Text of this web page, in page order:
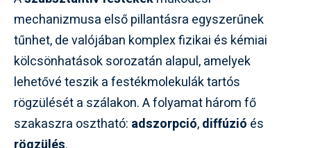
mechanizmusa első pillantásra egyszerűnek
tűnhet, de valójában komplex fizikai és kémiai
kölcsönhatások sorozatán alapul, amelyek
lehetővé teszik a festékmolekulák tartós
rögzülését a szálakon. A folyamat három fő
szakaszra osztható: adszorpció,diffúzió és